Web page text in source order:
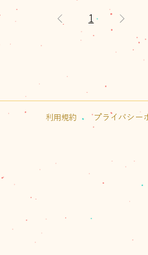
1
利用規約 プライバシー